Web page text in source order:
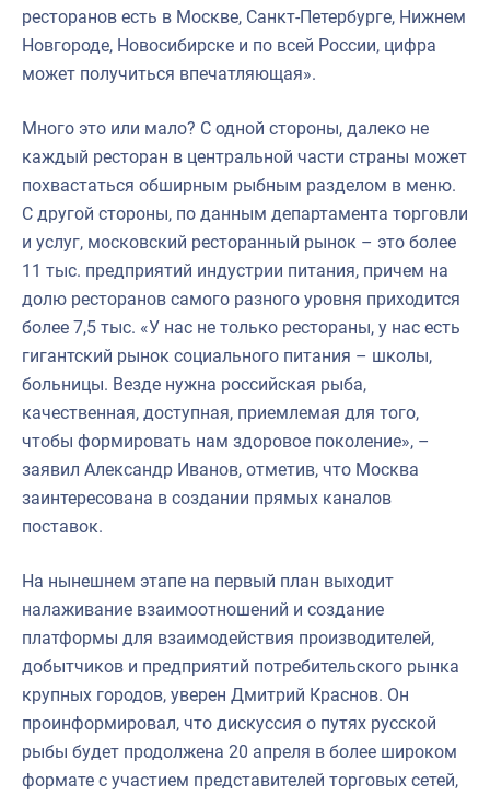
ресторанов есть в Москве, Санкт-Петербурге, Нижнем
Новгороде, Новосибирске и по всей России, цифра
может получиться впечатляющая».
Много это или мало? С одной стороны, далеко не
каждый ресторан в центральной части страны может
похвастаться обширным рыбным разделом в меню.
С другой стороны, по данным департамента торговли
и услуг, московский ресторанный рынок – это более
11 тыс. предприятий индустрии питания, причем на
долю ресторанов самого разного уровня приходится
более 7,5 тыс. «У нас не только рестораны, у нас есть
гигантский рынок социального питания – школы,
больницы. Везде нужна российская рыба,
качественная, доступная, приемлемая для того,
чтобы формировать нам здоровое поколение», –
заявил Александр Иванов, отметив, что Москва
заинтересована в создании прямых каналов
поставок.
На нынешнем этапе на первый план выходит
налаживание взаимоотношений и создание
платформы для взаимодействия производителей,
добытчиков и предприятий потребительского рынка
крупных городов, уверен Дмитрий Краснов. Он
проинформировал, что дискуссия о путях русской
рыбы будет продолжена 20 апреля в более широком
формате с участием представителей торговых сетей,